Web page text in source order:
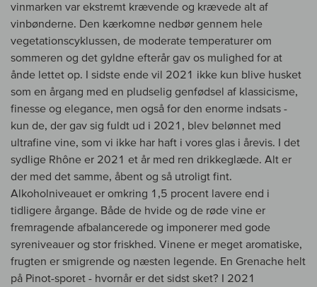
vinmarken var ekstremt krævende og krævede alt af
vinbønderne. Den kærkomne nedbør gennem hele
vegetationscyklussen, de moderate temperaturer om
sommeren og det gyldne efterår gav os mulighed for at
ånde lettet op. I sidste ende vil 2021 ikke kun blive husket
som en årgang med en pludselig genfødsel af klassicisme,
finesse og elegance, men også for den enorme indsats -
kun de, der gav sig fuldt ud i 2021, blev belønnet med
ultrafine vine, som vi ikke har haft i vores glas i årevis. I det
sydlige Rhône er 2021 et år med ren drikkeglæde. Alt er
der med det samme, åbent og så utroligt fint.
Alkoholniveauet er omkring 1,5 procent lavere end i
tidligere årgange. Både de hvide og de røde vine er
fremragende afbalancerede og imponerer med gode
syreniveauer og stor friskhed. Vinene er meget aromatiske,
frugten er smigrende og næsten legende. En Grenache helt
på Pinot-sporet - hvornår er det sidst sket? I 2021